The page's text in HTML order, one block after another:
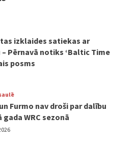
izklaides satiekas ar
Pērnavā notiks ‘Baltic Time
posms
Furmo nav droši par dalību
gada WRC sezonā